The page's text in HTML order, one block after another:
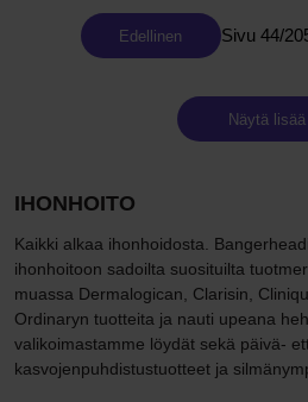
Edellinen Sivu 44/
Näytä lisää
IHONHOITO
Kaikki alkaa ihonhoidosta.
ihonhoitoon sadoilta suosituilta
muassa Dermalogican, Clarisin,
Ordinaryn tuotteita ja nauti upeana
valikoimastamme löydät sekä päivä-
kasvojenpuhdistustuotteet ja